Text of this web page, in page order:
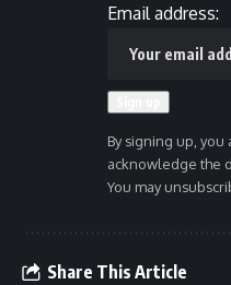
Email address:
By signing up,
acknowledge the
You may
Share This Article